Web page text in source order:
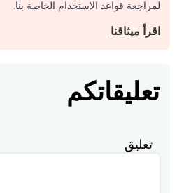
لمراجعة قواعد الاستخدام الخاصة بنا.
اقرأ ميثاقنا
تعليقاتكم
تعليق